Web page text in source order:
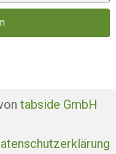
tabside GmbH